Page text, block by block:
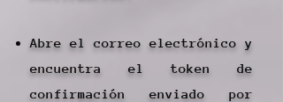
Abre el correo electrónico y
encuentra el token de
confirmación enviado por